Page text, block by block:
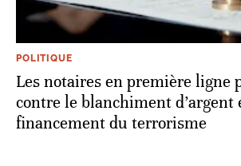
POLITIQUE
Les notaires en première ligne
contre le blanchiment d’argent
financement du terrorisme